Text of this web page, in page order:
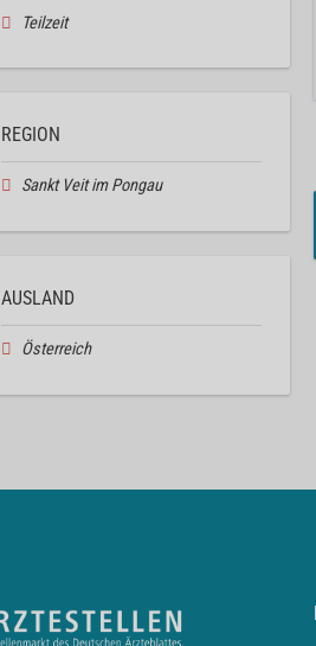
Teilzeit
REGION
Sankt Veit im Pongau
AUSLAND
Österreich